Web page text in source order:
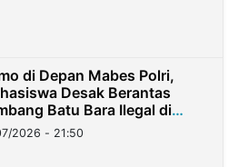
di Depan Mabes Polri,
Desak Berantas
Batu Bara Ilegal di
2026 - 21:50